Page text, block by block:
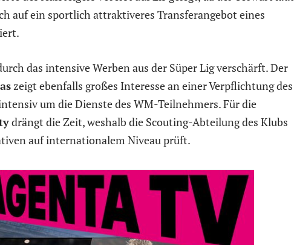
auf ein sportlich attraktiveres Transferangebot eines
das intensive Werben aus der Süper Lig verschärft. Der
zeigt ebenfalls großes Interesse an einer Verpflichtung des
um die Dienste des WM-Teilnehmers. Für die
drängt die Zeit, weshalb die Scouting-Abteilung des Klubs
auf internationalem Niveau prüft.